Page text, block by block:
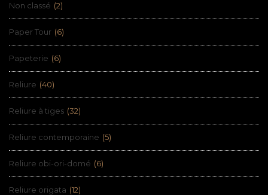
Non classé (2)
Paper Tour (6)
Papeterie (6)
Reliure (40)
Reliure à tiges (32)
Reliure contemporaine (5)
Reliure obi-ori-domé (6)
Reliure origata (12)